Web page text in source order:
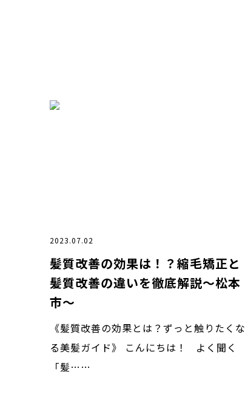
2023.07.02
髪質改善の効果は！？縮毛矯正と
髪質改善の違いを徹底解説〜松本
市〜
《髪質改善の効果とは？ずっと触りたくな
る美髪ガイド》 こんにちは！ よく聞く
「髪……